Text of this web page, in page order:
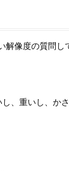
解像度の質問し
、重いし、か